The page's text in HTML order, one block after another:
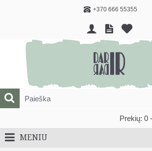
+370 666 55355
Prekių: 0
MENIU